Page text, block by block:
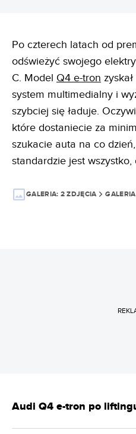
Po czterech latach od
odświeżyć swojego
C. Model Q4 e-tron
system multimedialny i
szybciej się ładuje.
które dostaniecie za
szukacie auta na co
standardzie jest wszystko,
GALERIA: 2 ZDJĘCIA
Audi Q4 e-tron po